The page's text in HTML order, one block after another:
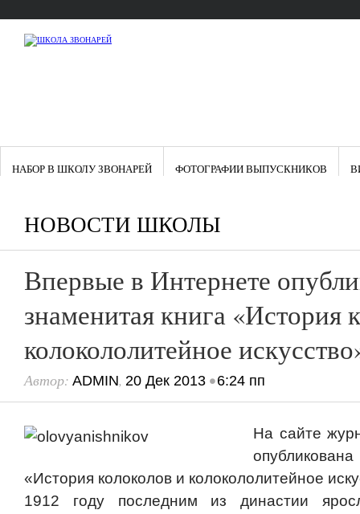
НАБОР В ШКОЛУ ЗВОНАРЕЙ ФОТОГРАФИИ ВЫПУСКНИКОВ
НОВОСТИ ШКОЛЫ
Впервые в Интернете
знаменитая книга «История
колокололитейное
Автор: ADMIN, 20 Дек 2013 •6:24 пп
На сайте
«История колоколов и колокололитейное
1912 году последним из династии